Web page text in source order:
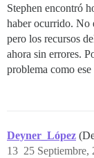
Stephen encontró
haber ocurrido. No
pero los recursos
ahora sin errores.
problema como
Deyner_López
25 Septiembre,
13